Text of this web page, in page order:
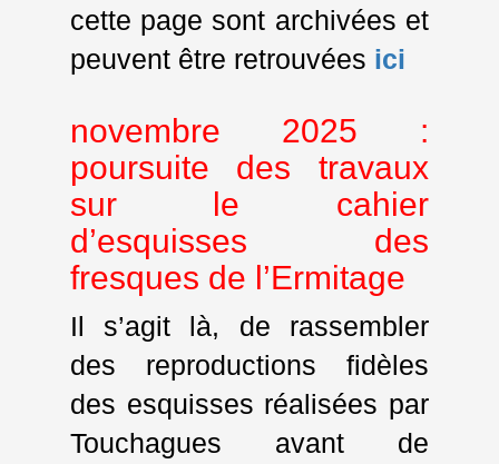
cette page sont archivées et
peuvent être retrouvées ici
novembre 2025 :
poursuite des travaux
sur le cahier
d’esquisses des
fresques de l’Ermitage
Il s’agit là, de rassembler
des reproductions fidèles
des esquisses réalisées par
Touchagues avant de